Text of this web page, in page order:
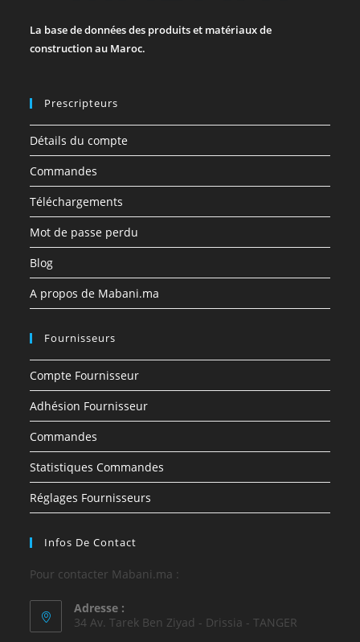
La base de données des produits et matériaux de
construction au Maroc.
Prescripteurs
Détails du compte
Commandes
Téléchargements
Mot de passe perdu
Blog
A propos de Mabani.ma
Fournisseurs
Compte Fournisseur
Adhésion Fournisseur
Commandes
Statistiques Commandes
Réglages Fournisseurs
Infos De Contact
Pour contacter Mabani.ma :
Adresse :
34 Av. Tarek Ben Ziyad - Drissia - TANGER